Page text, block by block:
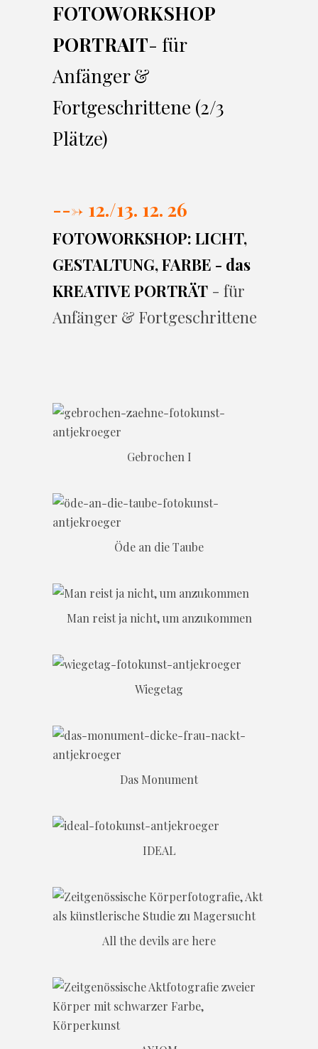
FOTOWORKSHOP
PORTRAIT- für
Anfänger &
Fortgeschrittene (2/3
Plätze)
---> 12./13. 12. 26
FOTOWORKSHOP: LICHT,
GESTALTUNG, FARBE - das
KREATIVE PORTRÄT - für
Anfänger & Fortgeschrittene
Gebrochen I
Öde an die Taube
Man reist ja nicht, um anzukommen
Wiegetag
Das Monument
IDEAL
All the devils are here